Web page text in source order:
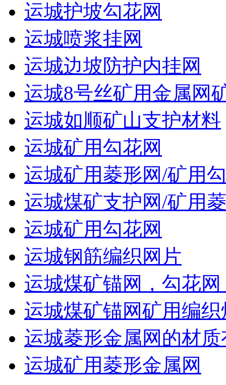
运城护坡勾花网
运城喷浆挂网
运城边坡防护内挂网
运城8号丝矿用金属网
运城如顺矿山支护材料
运城矿用勾花网
运城矿用菱形网/矿用
运城煤矿支护网/矿用
运城矿用勾花网
运城钢筋编织网片
运城煤矿锚网，勾花
运城煤矿锚网矿用编
运城菱形金属网的材质
运城矿用菱形金属网